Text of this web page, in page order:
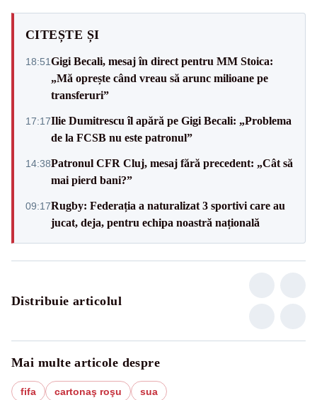
CITEȘTE ȘI
18:51Gigi Becali, mesaj în direct pentru MM Stoica:
„Mă oprește când vreau să arunc milioane pe
transferuri”
17:17Ilie Dumitrescu îl apără pe Gigi Becali: „Problema
de la FCSB nu este patronul”
14:38Patronul CFR Cluj, mesaj fără precedent: „Cât să
mai pierd bani?”
09:17Rugby: Federația a naturalizat 3 sportivi care au
jucat, deja, pentru echipa noastră națională
Distribuie articolul
Mai multe articole despre
fifa cartonaş roşu sua